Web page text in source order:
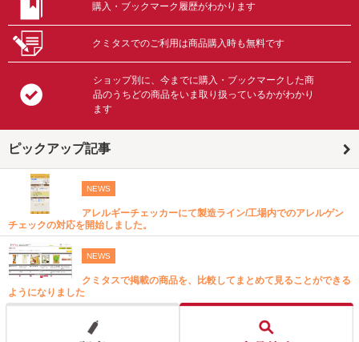
購入・ブックマーク履歴がわかります
クミタスでのご利用は商品購入時も無料です
ショップ別に、今までに購入・ブックマークした商
品のうちどの商品をいま取り扱っているかがわかり
ます
ピックアップ記事
NEWS
アレルギーチェッカーにて製造ライン/工場内でのアレルゲン
チェックの対応を開始しました。
NEWS
クミタスで掲載の商品を、比較してまとめて見ることができる
ようになりました